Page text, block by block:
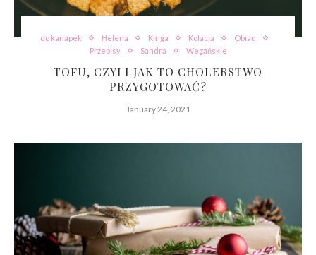
do kanapek Helena Kinga Kolacja
Obiad
Przepisy
Sandra Wegańskie
TOFU, CZYLI JAK TO CHOLERSTWO
PRZYGOTOWAĆ?
January 24, 2021